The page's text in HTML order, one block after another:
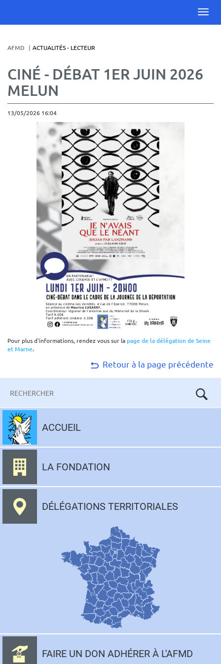
AFMD ACTUALITÉS - LECTEUR
CINÉ - DÉBAT 1ER JUIN 2026
MELUN
13/05/2026 16:04
Pour plus d'informations, rendez vous sur la page de la délégation de Seine
et Marne.
Retour à la page précédente
clés
Aller
contenu
ACCUEIL
LA FONDATION
DÉLÉGATIONS TERRITORIALES
FAIRE UN DON ADHÉRER À L'AFMD